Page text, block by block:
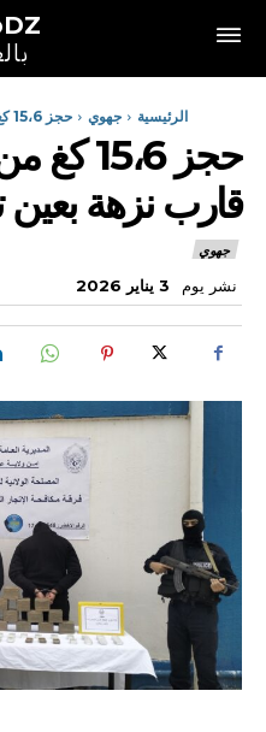
الرئيسية جهوي حجز 15،6 كغ من المخدرات و قارب نزهة بعين تموشنت
حجز
قارب نزهة
جهوي
نشر يوم 3 يناير 2026